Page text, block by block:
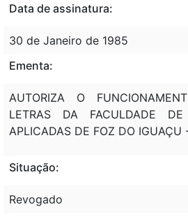
Data de assinatura:
30 de Janeiro de 1985
Ementa:
AUTORIZA O
LETRAS DA FACULDADE
APLICADAS DE FOZ DO IGUAÇU
Situação:
Revogado